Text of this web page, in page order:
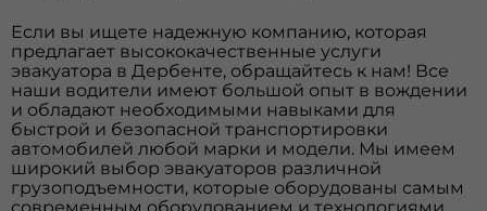
Если вы ищете надежную компанию, которая
предлагает высококачественные услуги
эвакуатора в Дербенте, обращайтесь к нам! Все
наши водители имеют большой опыт в вождении
и обладают необходимыми навыками для
быстрой и безопасной транспортировки
автомобилей любой марки и модели. Мы имеем
широкий выбор эвакуаторов различной
грузоподъемности, которые оборудованы самым